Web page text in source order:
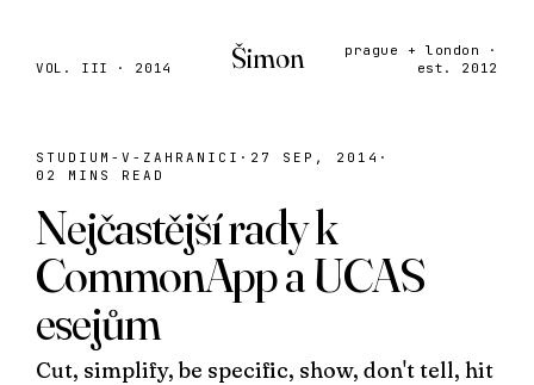
VOL. III · 2014 Šimon
prague + london ·
est. 2012
STUDIUM-V-ZAHRANICI · 27 SEP, 2014 ·
02 MINS READ
Nejčastější rady k
CommonApp a UCAS
esejům
Cut, simplify, be specific, show, don't tell, hit